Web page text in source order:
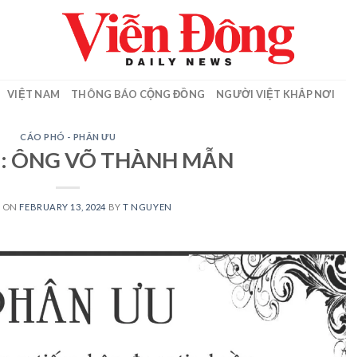
VIỆT NAM THÔNG BÁO CỘNG ĐỒNG NGƯỜI VIỆT KHẮP NƠI
CÁO PHÓ - PHÂN ƯU
ÔNG VÕ THÀNH MẪN
ON FEBRUARY 13, 2024 BYT NGUYEN